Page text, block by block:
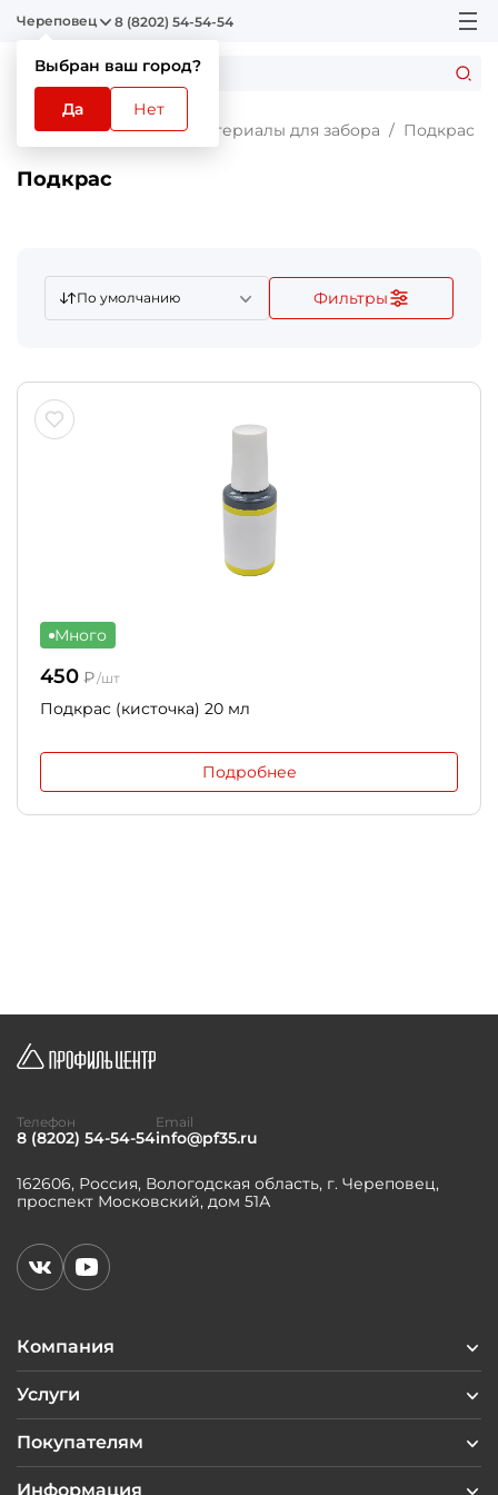
Череповец
Выбран ваш город?
Да Нет
8 (8202) 54-54-54
Главная Каталог Материалы для забора Подкрас
Подкрас
По умолчанию Фильтры
Много
450 ₽/шт
Подкрас (кисточка) 20 мл
Подробнее
Компания
Услуги
Покупателям
Информация
162606, Россия, Вологодская область, г. Череповец,
проспект Московский, дом 51А
Телефон
8 (8202) 54-54-54
Email
info@pf35.ru